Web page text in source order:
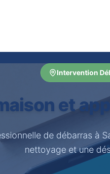
Intervention
et
de débarras à
nettoyage et une